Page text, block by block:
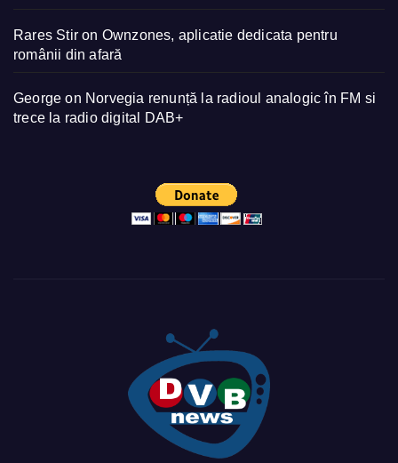
Rares Stir on Ownzones, aplicatie dedicata pentru
românii din afară
George on Norvegia renunță la radioul analogic în FM si
trece la radio digital DAB+